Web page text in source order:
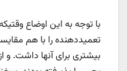
با توجه به این اوضاع
تعمید‌دهنده را با هم
بیشتری برای آنها داشت. و